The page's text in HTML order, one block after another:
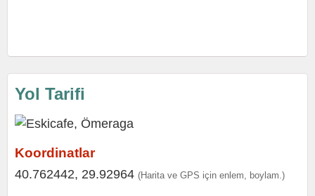
Yol Tarifi
Koordinatlar
40.762442, 29.92964 (Harita ve GPS için enlem, boylam.)